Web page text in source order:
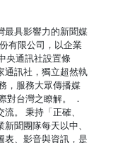
最具影響力的新聞媒
有限公司，以企業
央通訊社設置條
通訊社，獨立超然執
，服務大眾傳播媒
對台灣之瞭解。 ．
。 秉持「正確、
聞團隊每天以中、
表、影音與資訊，是